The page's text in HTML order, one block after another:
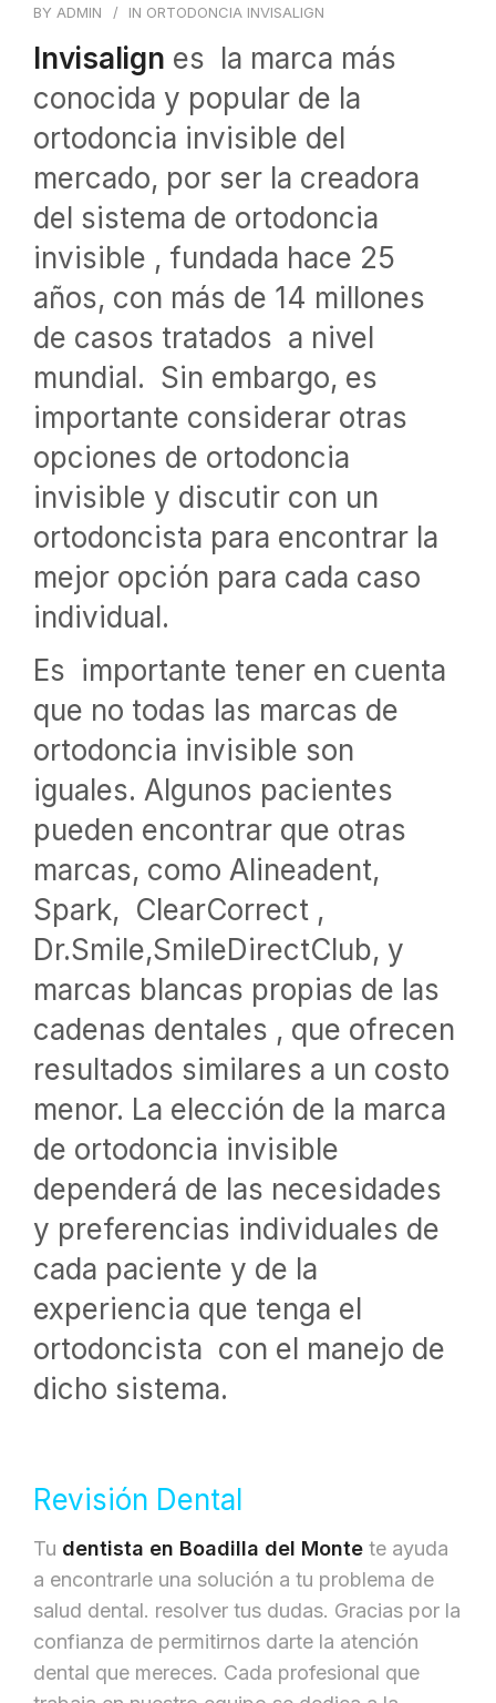
BY ADMIN IN ORTODONCIA INVISALIGN
Invisalign es la marca más
conocida y popular de la
ortodoncia invisible del
mercado, por ser la creadora
del sistema de ortodoncia
invisible , fundada hace 25
años, con más de 14 millones
de casos tratados a nivel
mundial. Sin embargo, es
importante considerar otras
opciones de ortodoncia
invisible y discutir con un
ortodoncista para encontrar la
mejor opción para cada caso
individual.
Es importante tener en cuenta
que no todas las marcas de
ortodoncia invisible son
iguales. Algunos pacientes
pueden encontrar que otras
marcas, como Alineadent,
Spark, ClearCorrect ,
Dr.Smile,SmileDirectClub, y
marcas blancas propias de las
cadenas dentales , que ofrecen
resultados similares a un costo
menor. La elección de la marca
de ortodoncia invisible
dependerá de las necesidades
y preferencias individuales de
cada paciente y de la
experiencia que tenga el
ortodoncista con el manejo de
dicho sistema.
Revisión Dental
Tu dentista en Boadilla del Monte te ayuda
a encontrarle una solución a tu problema de
salud dental. resolver tus dudas. Gracias por la
confianza de permitirnos darte la atención
dental que mereces. Cada profesional que